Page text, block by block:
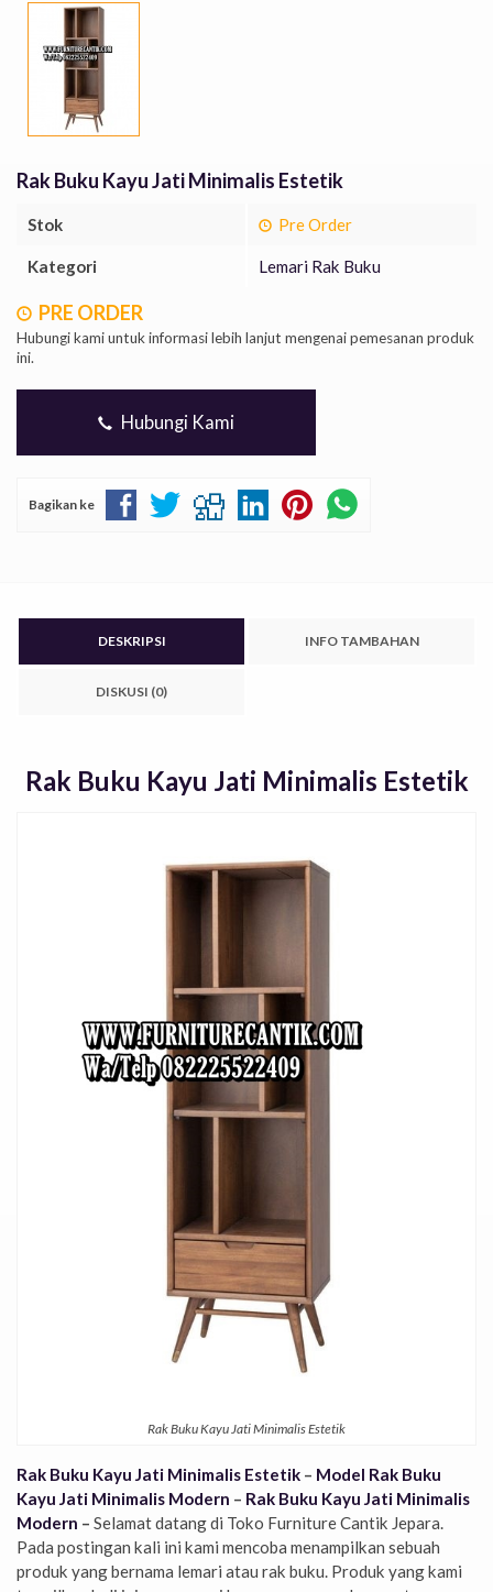
Rak Buku Kayu Jati Minimalis Estetik
Stok Pre Order
Kategori Lemari Rak Buku
PRE ORDER
Hubungi kami untuk informasi lebih lanjut mengenai pemesanan produk
ini.
Hubungi Kami
Bagikan ke
DESKRIPSI INFO TAMBAHAN
DISKUSI (0)
Rak Buku Kayu Jati Minimalis Estetik
Rak Buku Kayu Jati Minimalis Estetik
Rak Buku Kayu Jati Minimalis Estetik – Model Rak Buku
Kayu Jati Minimalis Modern – Rak Buku Kayu Jati Minimalis
Modern – Selamat datang di Toko Furniture Cantik Jepara.
Pada postingan kali ini kami mencoba menampilkan sebuah
produk yang bernama lemari atau rak buku. Produk yang kami